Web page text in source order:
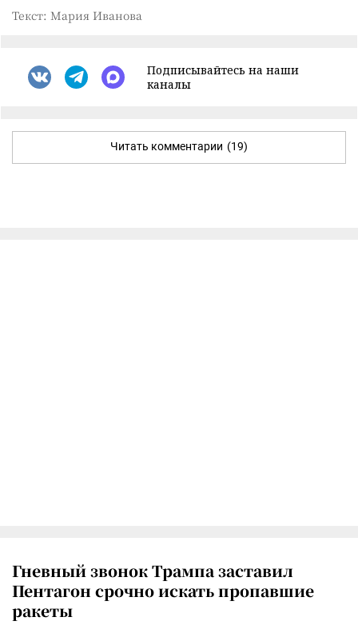
Текст: Мария Иванова
Подписывайтесь на наши
каналы
Читать комментарии (19)
Гневный звонок Трампа заставил
Пентагон срочно искать пропавшие
ракеты